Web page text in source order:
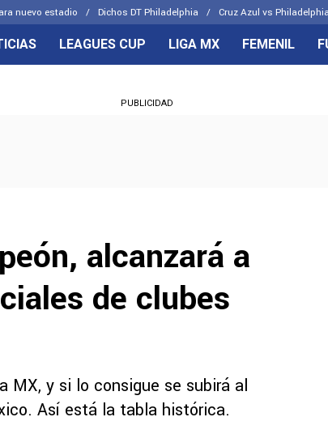
nuevo estadio Dichos DT Philadelphia Cruz Azul vs
CELESTES
LEAGUES CUP LIGA MX FEMENIL
PUBLICIDAD
alcanzará a
de clubes
MX, y si lo consigue se subirá al
Así está la tabla histórica.